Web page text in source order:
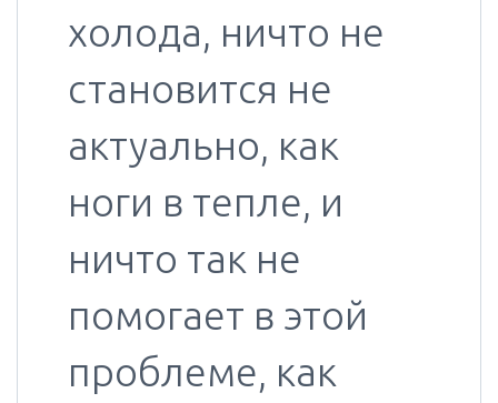
холода, ничто не
становится не
актуально, как
ноги в тепле, и
ничто так не
помогает в этой
проблеме, как